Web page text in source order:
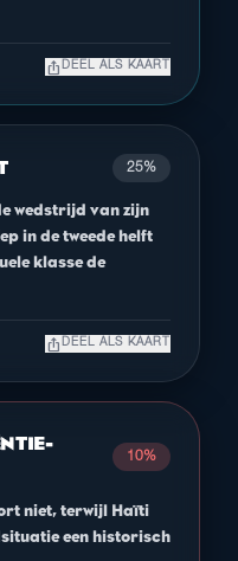
ios_share DEEL ALS KAART
25%
wedstrijd van zijn
in de tweede helft
klasse de
ios_share DEEL ALS KAART
10%
niet, terwijl Haïti
een historisch